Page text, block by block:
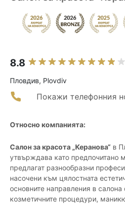
8.8
Пловдив, Plovdiv
Покажи телефонния
Относно компанията:
Салон за красота „Керанова“ в
утвърждава като предпочитано
предлагат разнообразни
насочени към цялостната
основните направления в салона
козметичните процедури,